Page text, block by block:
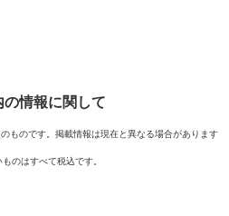
情報に関して
ものです。掲載情報は現在と異なる場合があります
のはすべて税込です。